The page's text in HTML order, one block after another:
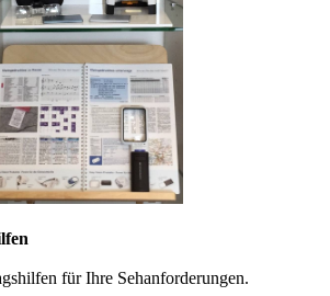
für Ihre Sehanforderungen.